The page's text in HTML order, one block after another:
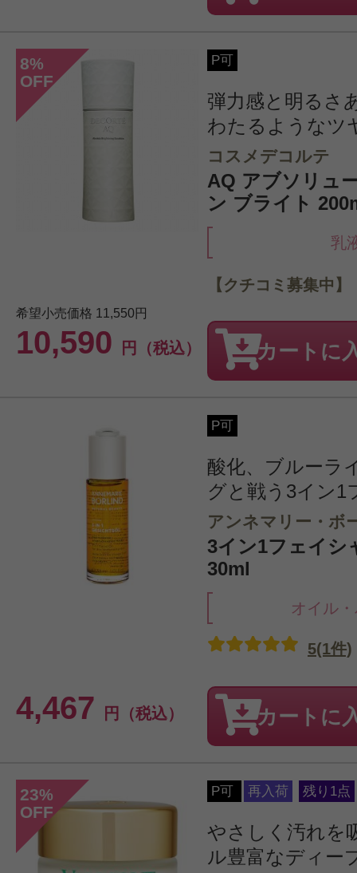
8%
OFF
P可
弾力感と明るさ
わたるようなツ
コスメデコルテ
AQ アブソリュ
ン ブライト
乳
希望小売価格 11,550円
10,590 円（税込）
【クチコミ募集中】
カートに
P可
酸化、ブルーラ
グと戦う3イン1
アンネマリー・ボ
3イン1フェイシ
30ml
オイル
4,467 円（税込）
5(1件)
カートに
23%
OFF
P可 再入荷 残り1点
やさしく汚れを
ル豊富なディー